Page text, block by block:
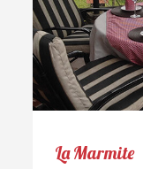
La Marmite